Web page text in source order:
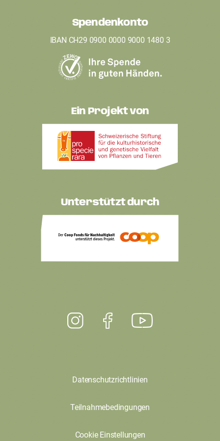
Spendenkonto
IBAN CH29 0900 0000 9000 1480 3
Ein Projekt von
Unterstützt durch
Datenschutzrichtlinien
Teilnahmebedingungen
Cookie Einstellungen